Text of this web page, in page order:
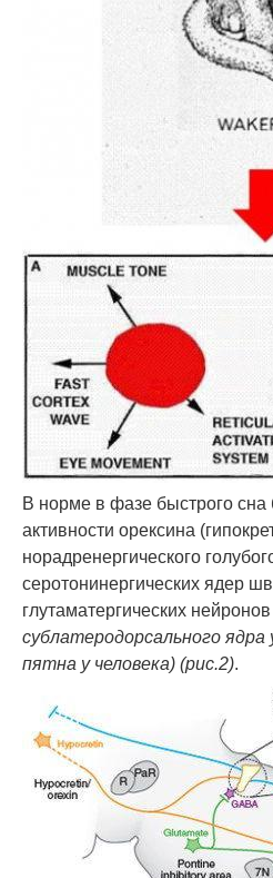
В норме в фазе быстрого сна
активности орексина
норадренергического
серотонинергических ядер
глутаматергических
сублатеродорсального ядра
пятна у человека) (рис.2).